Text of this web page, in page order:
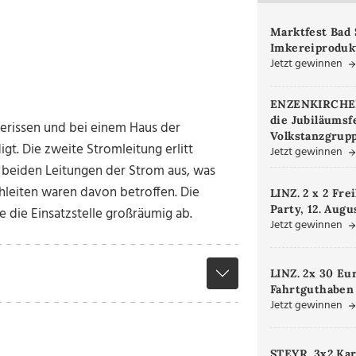
und bei einem Haus der
Die zweite Stromleitung erlitt
Leitungen der Strom aus, was
waren davon betroffen. Die
die Einsatzstelle großräumig ab.
Marktfest Bad
Jetzt gewinnen
die
Jetzt gewinnen
LINZ. 2 x 2
Party, 12.
Jetzt gewinnen
LINZ. 2x 30
Jetzt gewinnen